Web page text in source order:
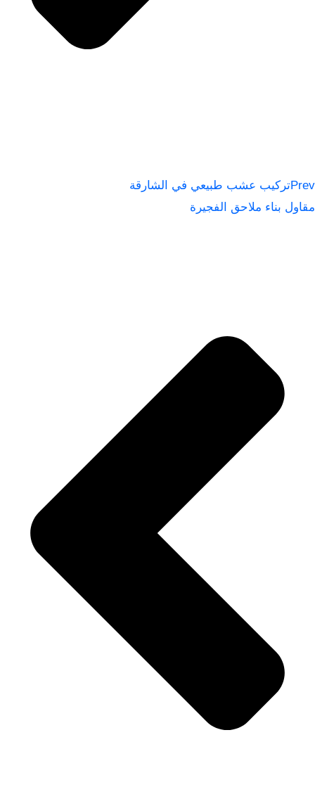
Prevتركيب عشب طبيعي في الشارقة
مقاول بناء ملاحق الفجيرة